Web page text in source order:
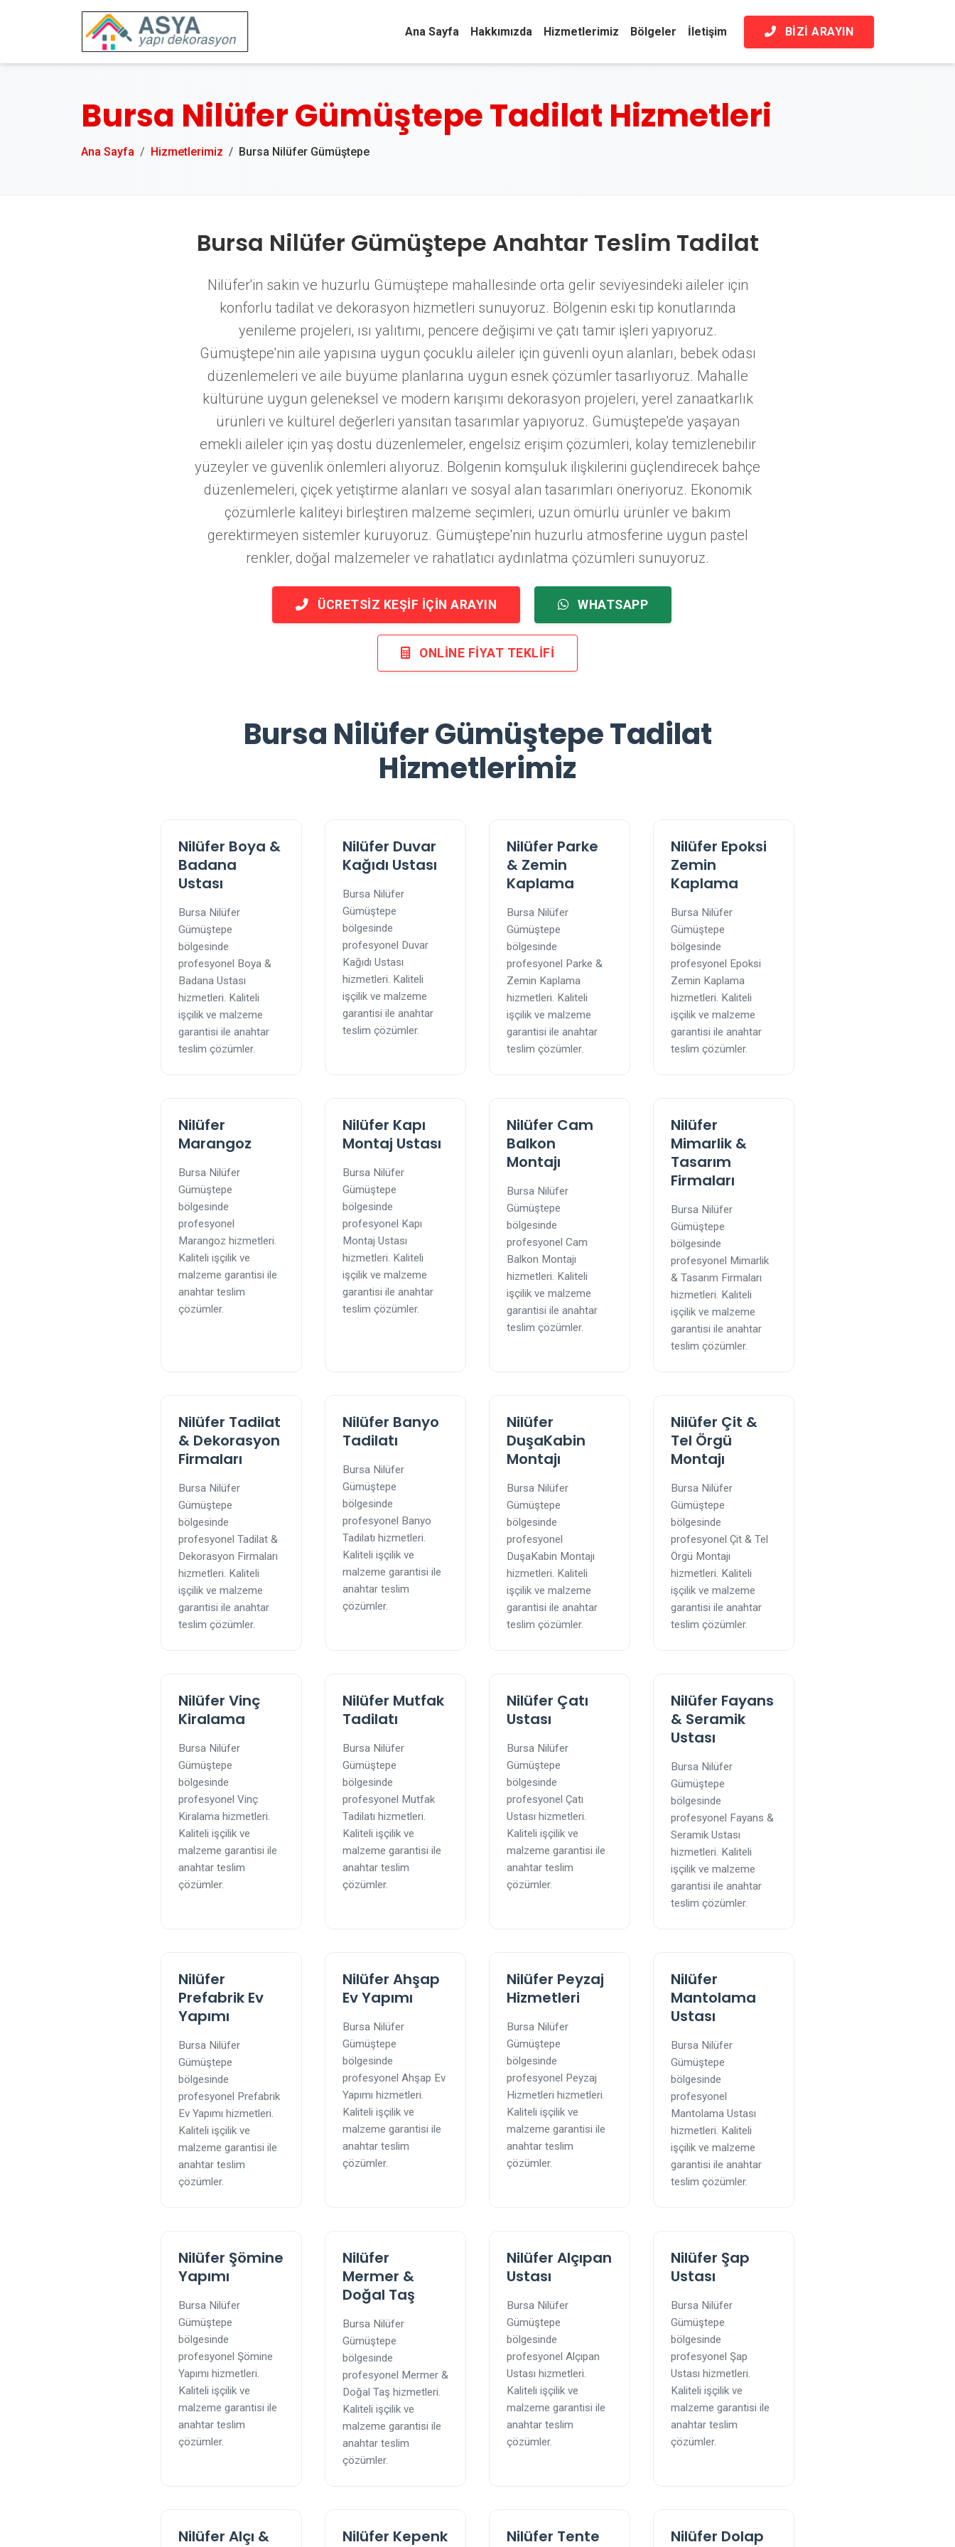
Ana Sayfa Hakkımızda Hizmetlerimiz Bölgeler İletişim BIZI ARAYIN
Bursa Nilüfer Gümüştepe Tadilat Hizmetleri
Ana Sayfa Hizmetlerimiz Bursa Nilüfer Gümüştepe
Bursa Nilüfer Gümüştepe Anahtar Teslim Tadilat
Nilüfer'in sakin ve huzurlu Gümüştepe mahallesinde orta gelir seviyesindeki aileler için
konforlu tadilat ve dekorasyon hizmetleri sunuyoruz. Bölgenin eski tip konutlarında
yenileme projeleri, ısı yalıtımı, pencere değişimi ve çatı tamir işleri yapıyoruz.
Gümüştepe'nin aile yapısına uygun çocuklu aileler için güvenli oyun alanları, bebek odası
düzenlemeleri ve aile büyüme planlarına uygun esnek çözümler tasarlıyoruz. Mahalle
kültürüne uygun geleneksel ve modern karışımı dekorasyon projeleri, yerel zanaatkarlık
ürünleri ve kültürel değerleri yansıtan tasarımlar yapıyoruz. Gümüştepe'de yaşayan
emekli aileler için yaş dostu düzenlemeler, engelsiz erişim çözümleri, kolay temizlenebilir
yüzeyler ve güvenlik önlemleri alıyoruz. Bölgenin komşuluk ilişkilerini güçlendirecek bahçe
düzenlemeleri, çiçek yetiştirme alanları ve sosyal alan tasarımları öneriyoruz. Ekonomik
çözümlerle kaliteyi birleştiren malzeme seçimleri, uzun ömürlü ürünler ve bakım
gerektirmeyen sistemler kuruyoruz. Gümüştepe'nin huzurlu atmosferine uygun pastel
renkler, doğal malzemeler ve rahatlatıcı aydınlatma çözümleri sunuyoruz.
ÜCRETSIZ KEŞIF İÇIN ARAYIN WHATSAPP
ONLINE FIYAT TEKLIFI
Bursa Nilüfer Gümüştepe Tadilat
Hizmetlerimiz
Nilüfer Boya &
Badana
Ustası
Bursa Nilüfer
Gümüştepe
bölgesinde
profesyonel Boya &
Badana Ustası
hizmetleri. Kaliteli
işçilik ve malzeme
garantisi ile anahtar
teslim çözümler.
Nilüfer Duvar
Kağıdı Ustası
Bursa Nilüfer
Gümüştepe
bölgesinde
profesyonel Duvar
Kağıdı Ustası
hizmetleri. Kaliteli
işçilik ve malzeme
garantisi ile anahtar
teslim çözümler.
Nilüfer Parke
& Zemin
Kaplama
Bursa Nilüfer
Gümüştepe
bölgesinde
profesyonel Parke &
Zemin Kaplama
hizmetleri. Kaliteli
işçilik ve malzeme
garantisi ile anahtar
teslim çözümler.
Nilüfer Epoksi
Zemin
Kaplama
Bursa Nilüfer
Gümüştepe
bölgesinde
profesyonel Epoksi
Zemin Kaplama
hizmetleri. Kaliteli
işçilik ve malzeme
garantisi ile anahtar
teslim çözümler.
Nilüfer
Marangoz
Bursa Nilüfer
Gümüştepe
bölgesinde
profesyonel
Marangoz hizmetleri.
Kaliteli işçilik ve
malzeme garantisi ile
anahtar teslim
çözümler.
Nilüfer Kapı
Montaj Ustası
Bursa Nilüfer
Gümüştepe
bölgesinde
profesyonel Kapı
Montaj Ustası
hizmetleri. Kaliteli
işçilik ve malzeme
garantisi ile anahtar
teslim çözümler.
Nilüfer Cam
Balkon
Montajı
Bursa Nilüfer
Gümüştepe
bölgesinde
profesyonel Cam
Balkon Montajı
hizmetleri. Kaliteli
işçilik ve malzeme
garantisi ile anahtar
teslim çözümler.
Nilüfer
Mimarlik &
Tasarım
Firmaları
Bursa Nilüfer
Gümüştepe
bölgesinde
profesyonel Mimarlik
& Tasarım Firmaları
hizmetleri. Kaliteli
işçilik ve malzeme
garantisi ile anahtar
teslim çözümler.
Nilüfer Tadilat
& Dekorasyon
Firmaları
Bursa Nilüfer
Gümüştepe
bölgesinde
profesyonel Tadilat &
Dekorasyon Firmaları
hizmetleri. Kaliteli
işçilik ve malzeme
garantisi ile anahtar
teslim çözümler.
Nilüfer Banyo
Tadilatı
Bursa Nilüfer
Gümüştepe
bölgesinde
profesyonel Banyo
Tadilatı hizmetleri.
Kaliteli işçilik ve
malzeme garantisi ile
anahtar teslim
çözümler.
Nilüfer
DuşaKabin
Montajı
Bursa Nilüfer
Gümüştepe
bölgesinde
profesyonel
DuşaKabin Montajı
hizmetleri. Kaliteli
işçilik ve malzeme
garantisi ile anahtar
teslim çözümler.
Nilüfer Çit &
Tel Örgü
Montajı
Bursa Nilüfer
Gümüştepe
bölgesinde
profesyonel Çit & Tel
Örgü Montajı
hizmetleri. Kaliteli
işçilik ve malzeme
garantisi ile anahtar
teslim çözümler.
Nilüfer Vinç
Kiralama
Bursa Nilüfer
Gümüştepe
bölgesinde
profesyonel Vinç
Kiralama hizmetleri.
Kaliteli işçilik ve
malzeme garantisi ile
anahtar teslim
çözümler.
Nilüfer Mutfak
Tadilatı
Bursa Nilüfer
Gümüştepe
bölgesinde
profesyonel Mutfak
Tadilatı hizmetleri.
Kaliteli işçilik ve
malzeme garantisi ile
anahtar teslim
çözümler.
Nilüfer Çatı
Ustası
Bursa Nilüfer
Gümüştepe
bölgesinde
profesyonel Çatı
Ustası hizmetleri.
Kaliteli işçilik ve
malzeme garantisi ile
anahtar teslim
çözümler.
Nilüfer Fayans
& Seramik
Ustası
Bursa Nilüfer
Gümüştepe
bölgesinde
profesyonel Fayans &
Seramik Ustası
hizmetleri. Kaliteli
işçilik ve malzeme
garantisi ile anahtar
teslim çözümler.
Nilüfer
Prefabrik Ev
Yapımı
Bursa Nilüfer
Gümüştepe
bölgesinde
profesyonel Prefabrik
Ev Yapımı hizmetleri.
Kaliteli işçilik ve
malzeme garantisi ile
anahtar teslim
çözümler.
Nilüfer Ahşap
Ev Yapımı
Bursa Nilüfer
Gümüştepe
bölgesinde
profesyonel Ahşap Ev
Yapımı hizmetleri.
Kaliteli işçilik ve
malzeme garantisi ile
anahtar teslim
çözümler.
Nilüfer Peyzaj
Hizmetleri
Bursa Nilüfer
Gümüştepe
bölgesinde
profesyonel Peyzaj
Hizmetleri hizmetleri.
Kaliteli işçilik ve
malzeme garantisi ile
anahtar teslim
çözümler.
Nilüfer
Mantolama
Ustası
Bursa Nilüfer
Gümüştepe
bölgesinde
profesyonel
Mantolama Ustası
hizmetleri. Kaliteli
işçilik ve malzeme
garantisi ile anahtar
teslim çözümler.
Nilüfer Şömine
Yapımı
Bursa Nilüfer
Gümüştepe
bölgesinde
profesyonel Şömine
Yapımı hizmetleri.
Kaliteli işçilik ve
malzeme garantisi ile
anahtar teslim
çözümler.
Nilüfer
Mermer &
Doğal Taş
Bursa Nilüfer
Gümüştepe
bölgesinde
profesyonel Mermer &
Doğal Taş hizmetleri.
Kaliteli işçilik ve
malzeme garantisi ile
anahtar teslim
çözümler.
Nilüfer Alçıpan
Ustası
Bursa Nilüfer
Gümüştepe
bölgesinde
profesyonel Alçıpan
Ustası hizmetleri.
Kaliteli işçilik ve
malzeme garantisi ile
anahtar teslim
çözümler.
Nilüfer Şap
Ustası
Bursa Nilüfer
Gümüştepe
bölgesinde
profesyonel Şap
Ustası hizmetleri.
Kaliteli işçilik ve
malzeme garantisi ile
anahtar teslim
çözümler.
Nilüfer Alçı &
Nilüfer Kepenk
Nilüfer Tente
Nilüfer Dolap